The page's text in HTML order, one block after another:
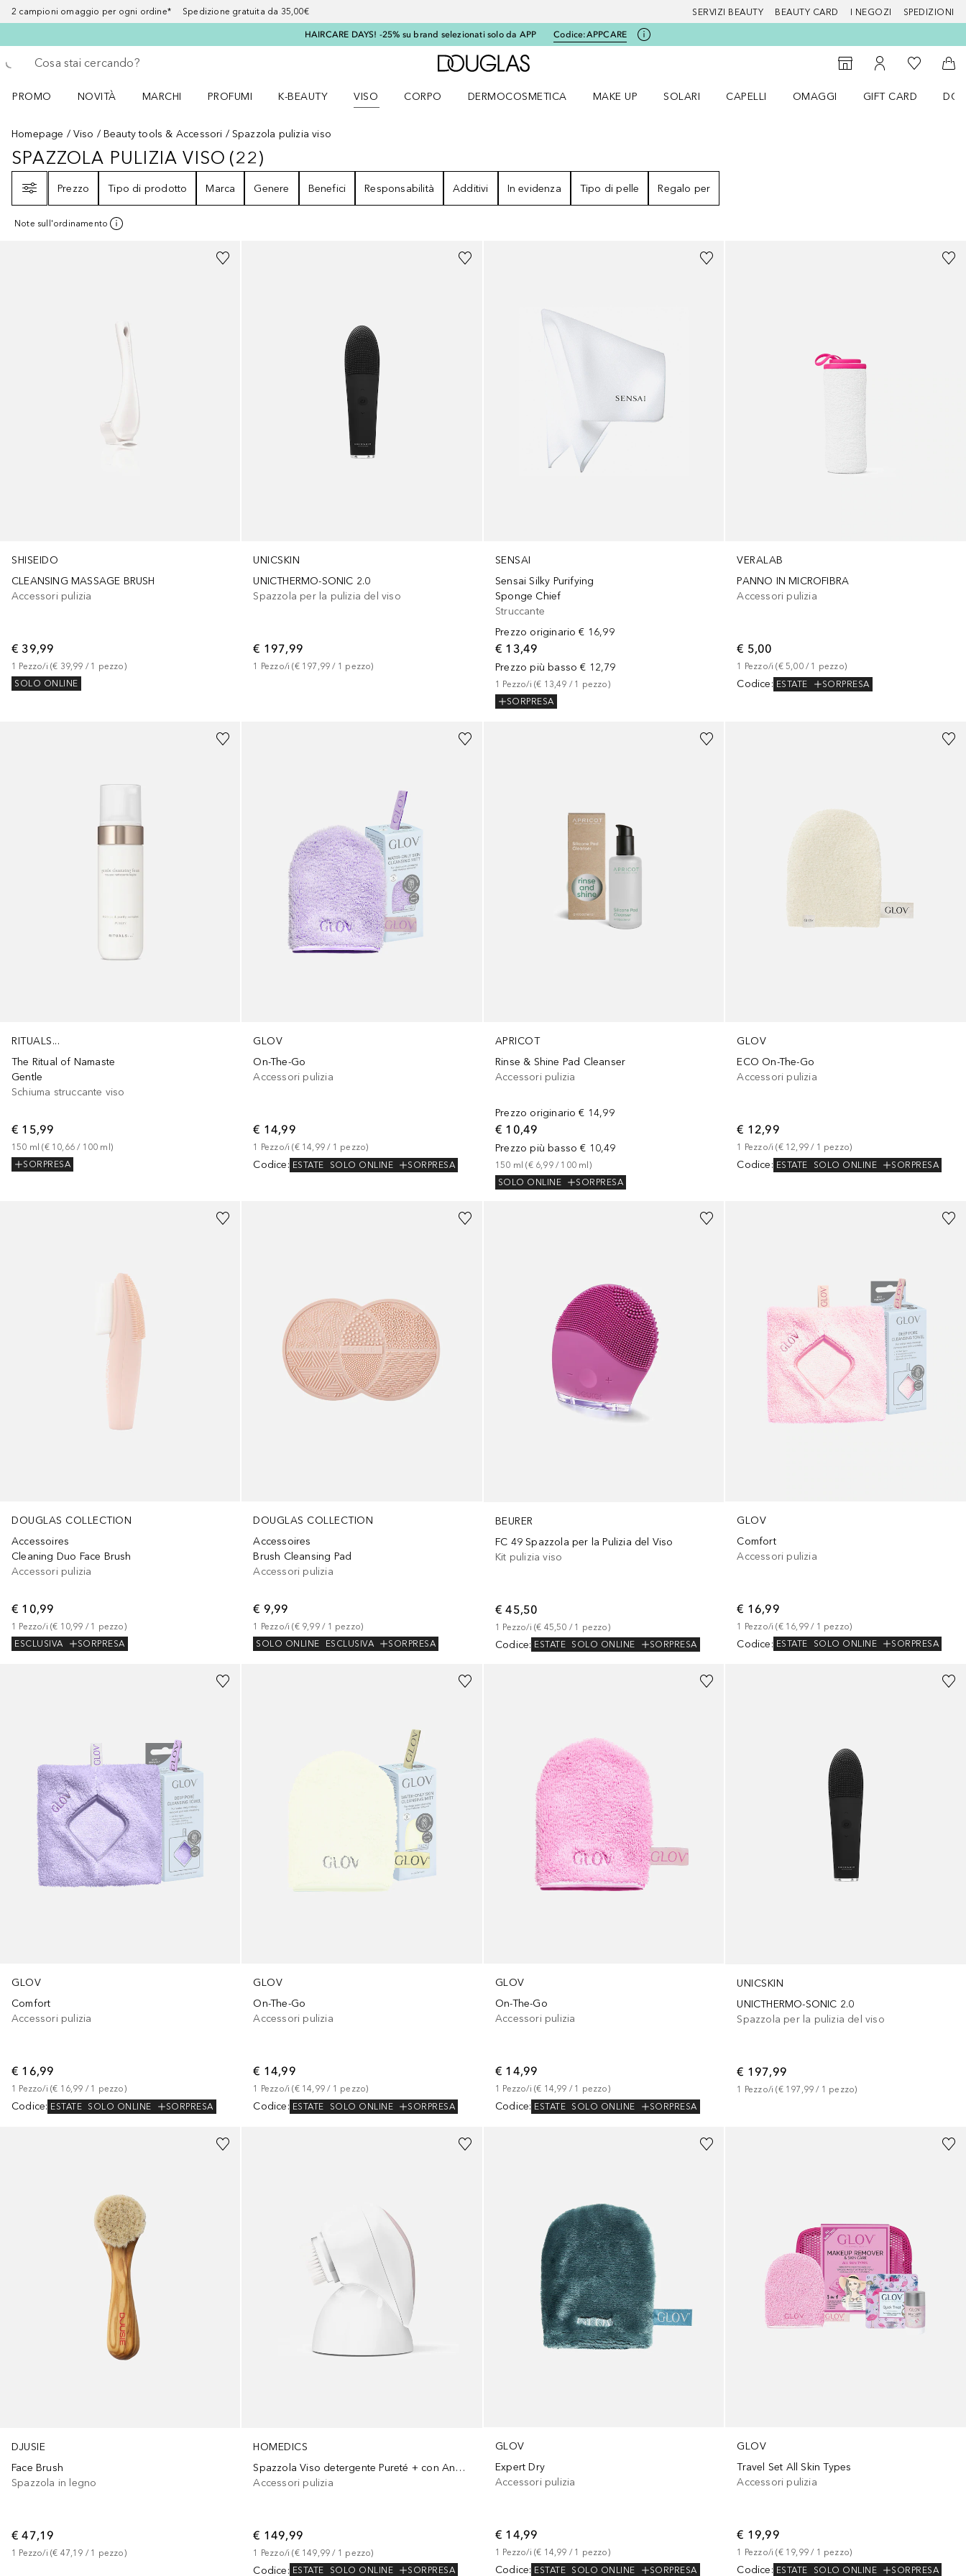
2 campioni omaggio per ogni ordine* Spedizione gratuita da 35,00€ SERVIZI BEAUTY BEAUTY CARD I NEGOZI SPEDIZIONI
HAIRCARE DAYS! -25% su brand selezionati solo da APP Codice:APPCARE
Torna indietro
Esegui ricerca
A Douglas Home
StorefinderAl Mio Account
Alla Mia
Al
PROMO
NOVITÀ
MARCHI
PROFUMI
K-BEAUTY
Apri il menu K-BEAUTY
VISO
Apri il menu Viso
CORPO
DERMOCOSMETICA
MAKE UP
SOLARI
CAPELLI
OMAGGI
GIFT CARD
Homepage Viso Beauty tools & Accessori Spazzola pulizia viso
SPAZZOLA PULIZIA VISO22RISULTATI
SPAZZOLA PULIZIA VISO (22)
Prezzo
Tipo di prodotto Marca Genere Benefici Responsabilità Additivi In evidenza Tipo di pelle Regalo per
Note sull'ordinamento
SHISEIDO
CLEANSING MASSAGE BRUSH
Accessori pulizia
€ 39,99
1 Pezzo/i (€ 39,99 / 1 pezzo)
SOLO ONLINE
UNICSKIN
UNICTHERMO-SONIC 2.0
Spazzola per la pulizia del viso
€ 197,99
1 Pezzo/i (€ 197,99 / 1 pezzo)
SENSAI
Sensai Silky Purifying
Sponge Chief
Struccante
Prezzo originario € 16,99
€ 13,49
Prezzo più basso € 12,79
1 Pezzo/i (€ 13,49 / 1 pezzo)
SORPRESA
VERALAB
PANNO IN MICROFIBRA
Accessori pulizia
€ 5,00
1 Pezzo/i (€ 5,00 / 1 pezzo)
Codice: ESTATE SORPRESA
RITUALS...
The Ritual of Namaste
Gentle
Schiuma struccante viso
€ 15,99
150 ml (€ 10,66 / 100 ml )
SORPRESA
GLOV
On-The-Go
Accessori pulizia
€ 14,99
1 Pezzo/i (€ 14,99 / 1 pezzo)
Codice: ESTATE SOLO ONLINE SORPRESA
APRICOT
Rinse & Shine Pad Cleanser
Accessori pulizia
Prezzo originario € 14,99
€ 10,49
Prezzo più basso € 10,49
150 ml (€ 6,99 / 100 ml )
SOLO ONLINE
SORPRESA
GLOV
ECO On-The-Go
Accessori pulizia
€ 12,99
1 Pezzo/i (€ 12,99 / 1 pezzo)
Codice: ESTATE SOLO ONLINE SORPRESA
DOUGLAS COLLECTION
Accessoires
Cleaning Duo Face Brush
Accessori pulizia
€ 10,99
1 Pezzo/i (€ 10,99 / 1 pezzo)
ESCLUSIVA
SORPRESA
DOUGLAS COLLECTION
Accessoires
Brush Cleansing Pad
Accessori pulizia
€ 9,99
1 Pezzo/i (€ 9,99 / 1 pezzo)
SOLO ONLINE
ESCLUSIVA SORPRESA
BEURER
FC 49 Spazzola per la Pulizia del Viso
Kit pulizia viso
€ 45,50
1 Pezzo/i (€ 45,50 / 1 pezzo)
Codice: ESTATE SOLO ONLINE SORPRESA
GLOV
Comfort
Accessori pulizia
€ 16,99
1 Pezzo/i (€ 16,99 / 1 pezzo)
Codice: ESTATE SOLO ONLINE SORPRESA
GLOV
Comfort
Accessori pulizia
€ 16,99
1 Pezzo/i (€ 16,99 / 1 pezzo)
Codice: ESTATE SOLO ONLINE SORPRESA
GLOV
On-The-Go
Accessori pulizia
€ 14,99
1 Pezzo/i (€ 14,99 / 1 pezzo)
Codice: ESTATE SOLO ONLINE SORPRESA
GLOV
On-The-Go
Accessori pulizia
€ 14,99
1 Pezzo/i (€ 14,99 / 1 pezzo)
Codice: ESTATE SOLO ONLINE SORPRESA
UNICSKIN
UNICTHERMO-SONIC 2.0
Spazzola per la pulizia del viso
€ 197,99
1 Pezzo/i (€ 197,99 / 1 pezzo)
DJUSIE
Face Brush
Spazzola in legno
€ 47,19
1 Pezzo/i (€ 47,19 / 1 pezzo)
HOMEDICS
Spazzola Viso detergente Pureté + con Analizzatore
Accessori pulizia
€ 149,99
1 Pezzo/i (€ 149,99 / 1 pezzo)
Codice: ESTATE SOLO ONLINE SORPRESA
GLOV
Expert Dry
Accessori pulizia
€ 14,99
1 Pezzo/i (€ 14,99 / 1 pezzo)
Codice: ESTATE SOLO ONLINE SORPRESA
GLOV
Travel Set All Skin Types
Accessori pulizia
€ 19,99
1 Pezzo/i (€ 19,99 / 1 pezzo)
Codice: ESTATE SOLO ONLINE SORPRESA